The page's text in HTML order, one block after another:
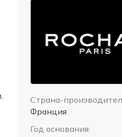
Страна-
Франция
Год основания: